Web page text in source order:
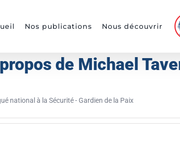
Nos publications Nous découvrir
de Michael
national à la Sécurité - Gardien de la Paix